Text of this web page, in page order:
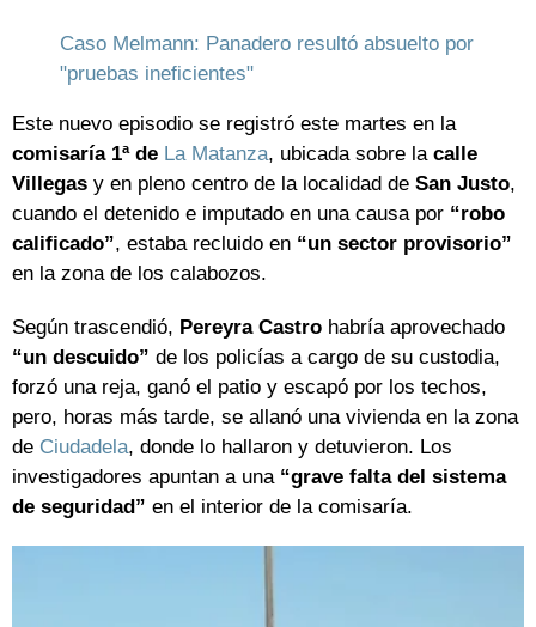
Caso Melmann: Panadero resultó absuelto por
"pruebas ineficientes"
Este nuevo episodio se registró este martes en la
comisaría 1ª de La Matanza, ubicada sobre la calle
Villegas y en pleno centro de la localidad de San Justo,
cuando el detenido e imputado en una causa por “robo
calificado”, estaba recluido en “un sector provisorio”
en la zona de los calabozos.
Según trascendió, Pereyra Castro habría aprovechado
“un descuido” de los policías a cargo de su custodia,
forzó una reja, ganó el patio y escapó por los techos,
pero, horas más tarde, se allanó una vivienda en la zona
de Ciudadela, donde lo hallaron y detuvieron. Los
investigadores apuntan a una “grave falta del sistema
de seguridad” en el interior de la comisaría.